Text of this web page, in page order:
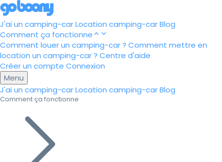
J'ai un camping-carLocation camping-carBlog
Comment ça fonctionne
Comment louer un camping-car ? Comment mettre en
location un camping-car ? Centre d'aide
Créer un compte Connexion
Menu
J'ai un camping-carLocation camping-carBlog
Comment ça fonctionne